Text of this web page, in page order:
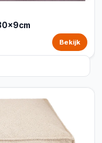
Bekijk